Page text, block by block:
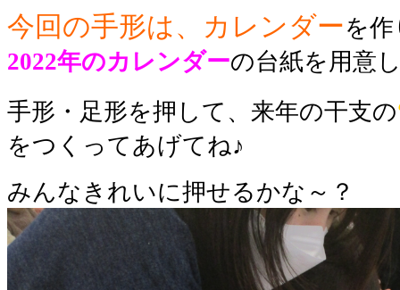
今回の手形は、 カレンダーを
2022年のカレンダーの台紙を用意
手形・足形を押して、来年の干支の
をつくってあげてね♪
みんなきれいに押せるかな～？